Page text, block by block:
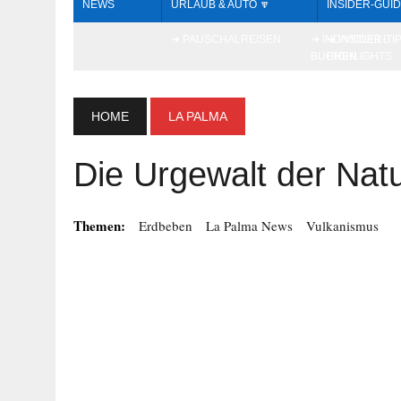
NEWS URLAUB & AUTO 🔽 INSIDER-
HOME LA PALMA
Die Urgewalt der
Themen: Erdbeben La Palma News Vulkanismus